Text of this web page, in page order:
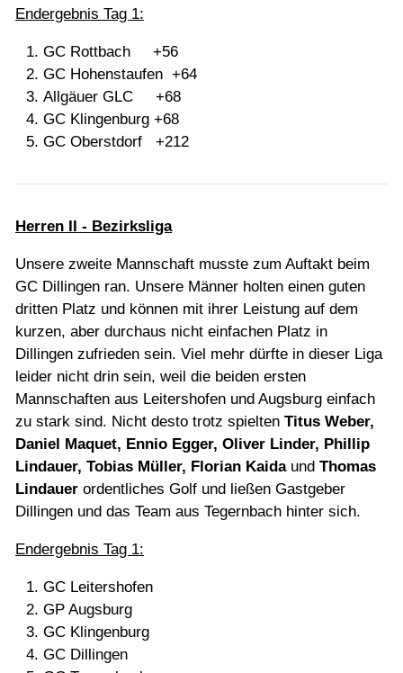
Endergebnis Tag 1:
GC Rottbach +56
GC Hohenstaufen +64
Allgäuer GLC +68
GC Klingenburg +68
GC Oberstdorf +212
Herren II - Bezirksliga
Unsere zweite Mannschaft musste zum Auftakt beim
GC Dillingen ran. Unsere Männer holten einen guten
dritten Platz und können mit ihrer Leistung auf dem
kurzen, aber durchaus nicht einfachen Platz in
Dillingen zufrieden sein. Viel mehr dürfte in dieser Liga
leider nicht drin sein, weil die beiden ersten
Mannschaften aus Leitershofen und Augsburg einfach
zu stark sind. Nicht desto trotz spielten Titus Weber,
Daniel Maquet, Ennio Egger, Oliver Linder, Phillip
Lindauer, Tobias Müller, Florian Kaidaund Thomas
Lindauer ordentliches Golf und ließen Gastgeber
Dillingen und das Team aus Tegernbach hinter sich.
Endergebnis Tag 1:
GC Leitershofen
GP Augsburg
GC Klingenburg
GC Dillingen